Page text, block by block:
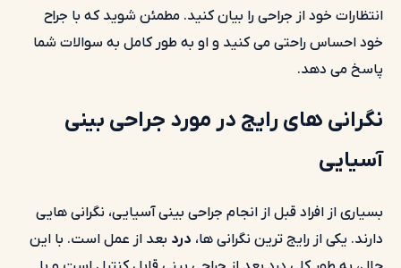
انتظارات خود از جراحی را بیان کنید. مطمئن شوید که با جراح
خود احساس راحتی می کنید و او به طور کامل به سوالات شما
پاسخ می دهد.
نگرانی های رایج در مورد جراحی بینی
آسیایی
بسیاری از افراد قبل از انجام جراحی بینی آسیایی، نگرانی هایی
دارند. یکی از رایج ترین نگرانی ها، درد بعد از عمل است. با این